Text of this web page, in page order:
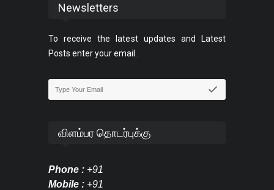
Newsletters
To receive the latest updates and Latest
Posts enter your email.
விளம்பர தொடர்புக்கு
Phone : +91
Mobile : +91